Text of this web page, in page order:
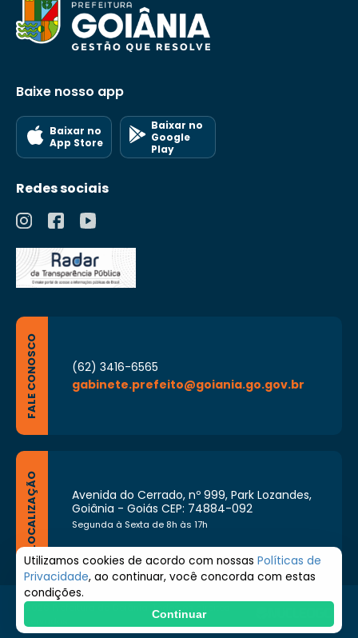
Baixe nosso app
Baixar no
App Store
Baixar no
Google
Play
Redes sociais
FALE CONOSCO
(62) 3416-6565
gabinete.prefeito@goiania.go.gov.br
LOCALIZAÇÃO
Avenida do Cerrado, nº 999, Park Lozandes,
Goiânia - Goiás CEP: 74884-092
Segunda à Sexta de 8h às 17h
© 2026 Prefeitura de Goiânia. Todos os direitos
reservados.
Utilizamos cookies de acordo com nossas Políticas de
Privacidade, ao continuar, você concorda com estas
condições.
Continuar